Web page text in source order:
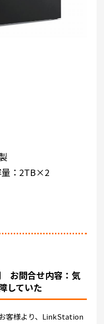
：2TB×2
お問合せ内容：気
していた
客様より、LinkStation